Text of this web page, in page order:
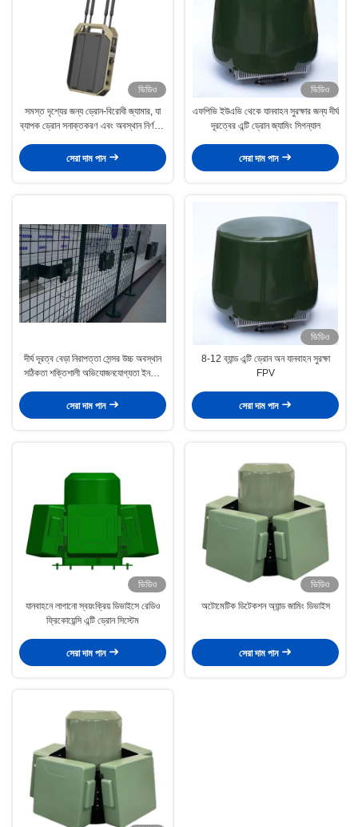
ভিডিও
সমস্ত দৃশ্যের জন্য ড্রোন-বিরোধী জ্যামার, যা
ব্যাপক ড্রোন সনাক্তকরণ এবং অবস্থান নির্ণয়ের
সেরা দাম পান
ভিডিও
এফপিভি ইউএভি থেকে যানবাহন সুরক্ষার জন্য দীর্ঘ
দূরত্বের এন্টি ড্রোন জ্যামিং সিগন্যাল
সেরা দাম পান
দীর্ঘ দূরত্ব বেড়া নিরাপত্তা সেন্সর উচ্চ অবস্থান
সঠিকতা শক্তিশালী অভিযোজনযোগ্যতা ইনস্টল
সেরা দাম পান
ভিডিও
8-12 ব্যান্ড এন্টি ড্রোন অন যানবাহন সুরক্ষা
FPV
সেরা দাম পান
ভিডিও
যানবাহনে লাগানো স্বয়ংক্রিয় ডিভাইসে রেডিও
ফ্রিকোয়েন্সি এন্টি ড্রোন সিস্টেম
সেরা দাম পান
ভিডিও
অটোমেটিক ডিটেকশন অ্যান্ড জামিং ডিভাইস
সেরা দাম পান